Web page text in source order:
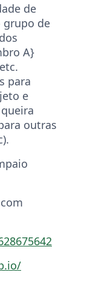
de
grupo de
A}
para
e
outras